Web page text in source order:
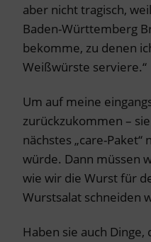
aber nicht tragisch,
Baden-Württemberg
bekomme, zu denen
Weißwürste serviere.“
Um auf meine
zurückzukommen –
nächstes „care-Paket“
würde. Dann müssen
wie wir die Wurst für
Wurstsalat schneiden
Haben sie auch